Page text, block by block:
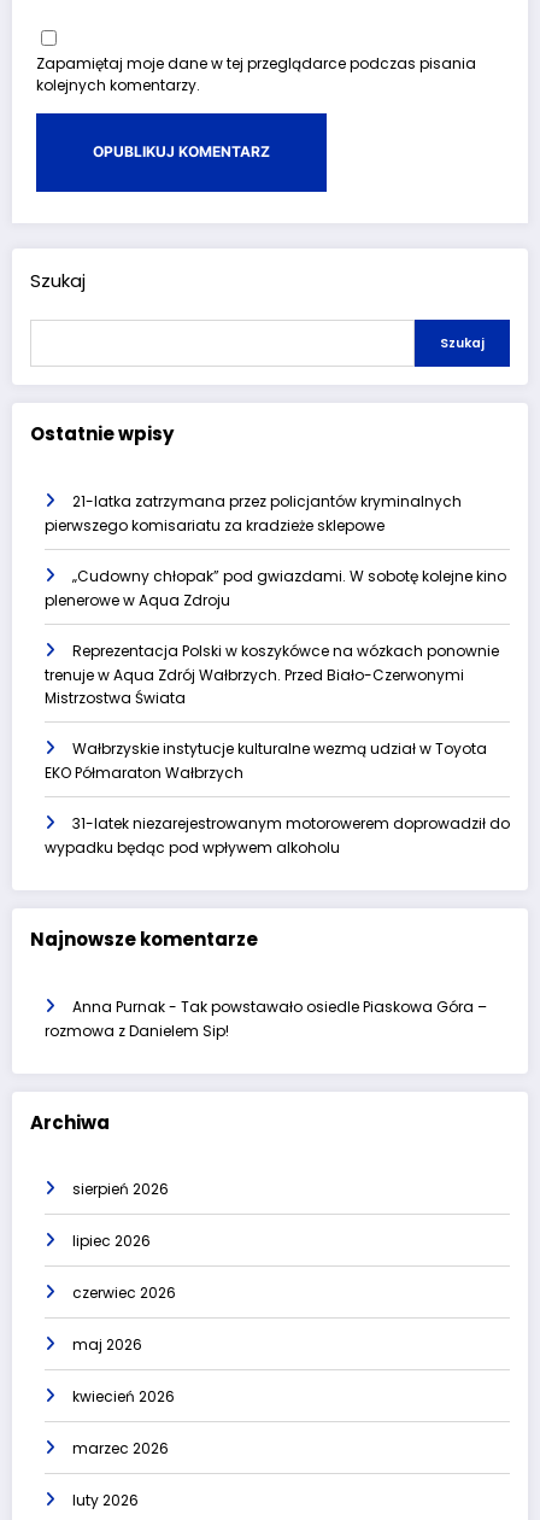
Zapamiętaj moje dane w tej przeglądarce podczas pisania
kolejnych komentarzy.
Szukaj
Szukaj
Ostatnie wpisy
21-latka zatrzymana przez policjantów kryminalnych
pierwszego komisariatu za kradzieże sklepowe
„Cudowny chłopak” pod gwiazdami. W sobotę kolejne kino
plenerowe w Aqua Zdroju
Reprezentacja Polski w koszykówce na wózkach ponownie
trenuje w Aqua Zdrój Wałbrzych. Przed Biało-Czerwonymi
Mistrzostwa Świata
Wałbrzyskie instytucje kulturalne wezmą udział w Toyota
EKO Półmaraton Wałbrzych
31-latek niezarejestrowanym motorowerem doprowadził do
wypadku będąc pod wpływem alkoholu
Najnowsze komentarze
Anna Purnak- Tak powstawało osiedle Piaskowa Góra –
rozmowa z Danielem Sip!
Archiwa
sierpień 2026
lipiec 2026
czerwiec 2026
maj 2026
kwiecień 2026
marzec 2026
luty 2026